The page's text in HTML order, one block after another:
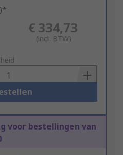
€ 334,73
(incl. BTW)
voor bestellingen van